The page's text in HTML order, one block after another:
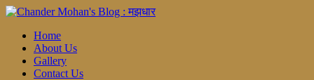
Home
About Us
Gallery
Contact Us